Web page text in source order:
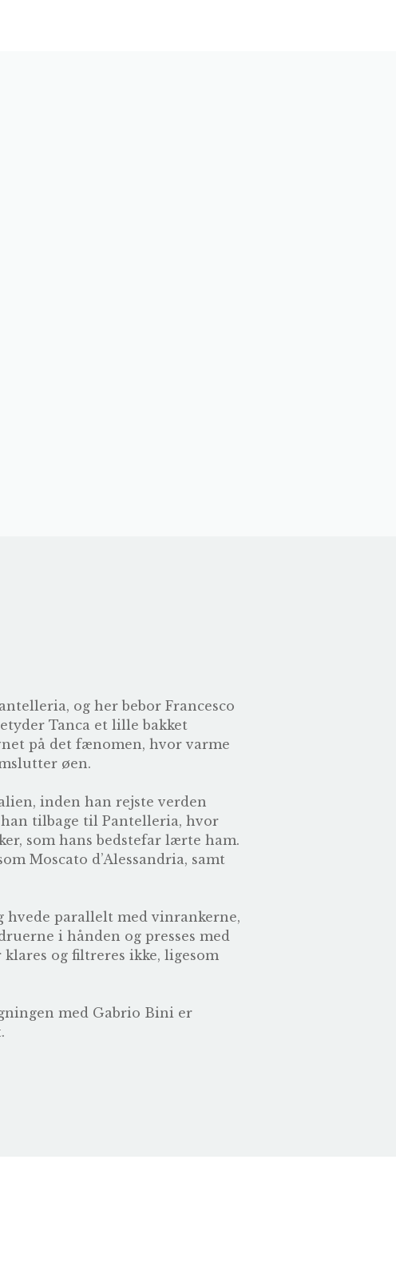
og her bebor Francesco
Tanca et lille bakket
på det fænomen, hvor varme
øen.
inden han rejste verden
tilbage til Pantelleria, hvor
som hans bedstefar lærte ham.
Moscato d’Alessandria, samt
hvede parallelt med vinrankerne,
i hånden og presses med
og filtreres ikke, ligesom
med Gabrio Bini er